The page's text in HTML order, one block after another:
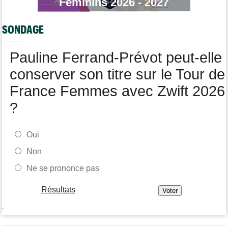
La sélection française pour les Championnats du monde
SONDAGE
Pauline Ferrand-Prévot peut-elle
conserver son titre sur le Tour de
France Femmes avec Zwift 2026
?
Oui
Non
Ne se prononce pas
Résultats
-